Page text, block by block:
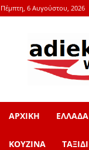
Πέμπτη, 6 Αυγούστου, 2026
ΑΡΧΙΚΗ ΕΛΛΑΔΑ
ΚΟΥΖΙΝΑ ΤΑΞΙΔΙ